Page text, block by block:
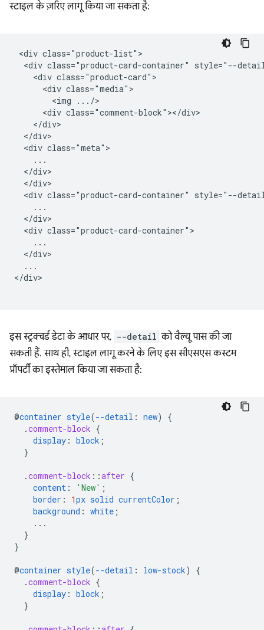
स्टाइल के ज़रिए लागू किया जा सकता है:
<div class="product-list">
<div class="product-card-container" style="--
    <div class="product-card">
      <div class="media">
        <img .../>
      <div class="comment-block"></div>
    </div>
  </div>
  <div class="meta">
    ...
  </div>
  </div>
<div class="product-card-container" style="--
    ...
  </div>
  <div class="product-card-container">
    ...
  </div>
  ...
</div>
इस स्ट्रक्चर्ड डेटा के आधार पर, --detail को वैल्यू पास की जा
सकती हैं. साथ ही, स्टाइल लागू करने के लिए इस सीएसएस कस्टम
प्रॉपर्टी का इस्तेमाल किया जा सकता है:
@container style(--detail : new)
{
.comment-block {
display : block ;
}
.comment-block ::after {
content : 'New' ;
border : 1px solid currentColor ;
background : white ;
...
}
}
@container style(--detail : low-stock)
{
.comment-block {
display : block ;
}